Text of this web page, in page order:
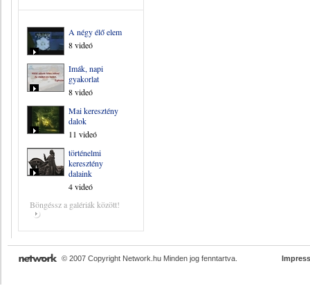
A négy élő elem
8 videó
Imák, napi
gyakorlat
8 videó
Mai keresztény
dalok
11 videó
történelmi
keresztény
dalaink
4 videó
Böngéssz a galériák között!
© 2007 Copyright Network.hu Minden jog fenntartva.